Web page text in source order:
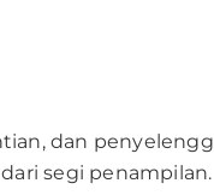
dan
segi penampilan.